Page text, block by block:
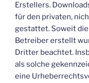
Erstellers.
für den privaten,
gestattet. Soweit
Betreiber erstellt
Dritter beachtet.
als solche
eine